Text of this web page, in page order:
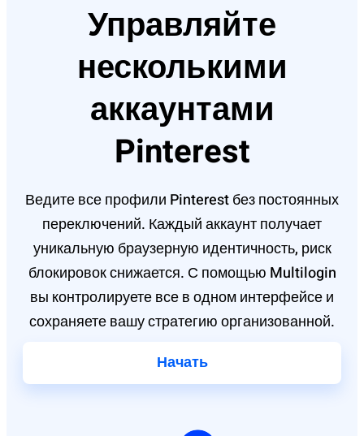
Управляйте
несколькими
аккаунтами
Pinterest
Ведите все профили Pinterest без постоянных
переключений. Каждый аккаунт получает
уникальную браузерную идентичность, риск
блокировок снижается. С помощью Multilogin
вы контролируете все в одном интерфейсе и
сохраняете вашу стратегию организованной.
Начать